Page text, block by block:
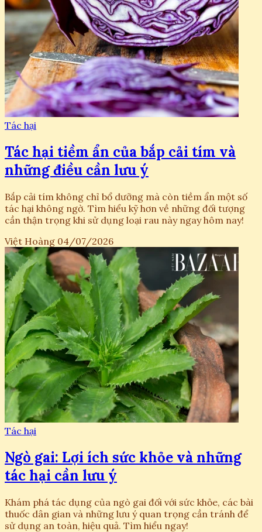
Tác hại
Tác hại tiềm ẩn của bắp cải tím và
những điều cần lưu ý
Bắp cải tím không chỉ bổ dưỡng mà còn tiềm ẩn một số
tác hại không ngờ. Tìm hiểu kỹ hơn về những đối tượng
cần thận trọng khi sử dụng loại rau này ngay hôm nay!
Việt Hoàng 04/07/2026
Tác hại
Ngò gai: Lợi ích sức khỏe và những
tác hại cần lưu ý
Khám phá tác dụng của ngò gai đối với sức khỏe, các bài
thuốc dân gian và những lưu ý quan trọng cần tránh để
sử dụng an toàn, hiệu quả. Tìm hiểu ngay!